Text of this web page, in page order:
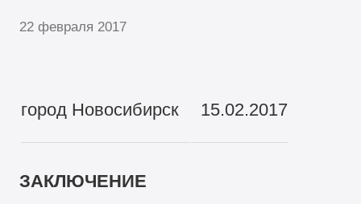
22 февраля 2017
город Новосибирск 15.02.2017
ЗАКЛЮЧЕНИЕ